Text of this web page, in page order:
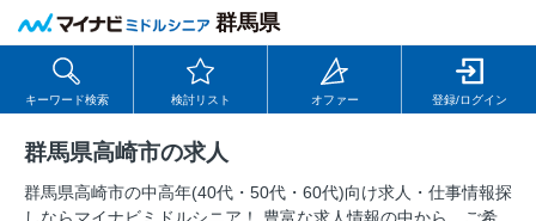
群馬県
キーワード検索 検討リスト オファー 登録/ログイン
群馬県高崎市の求人
群馬県高崎市の中⾼年(40代・50代・60代)向け求⼈・仕事情報探